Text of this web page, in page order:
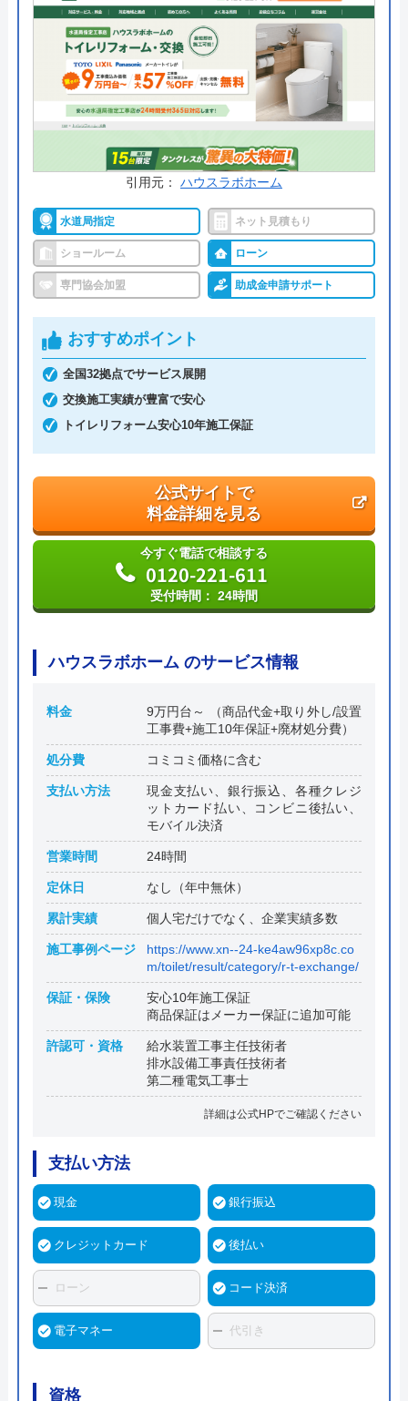
引用元： ハウスラボホーム
水道局指定 ネット見積もり
ショールーム ローン
専門協会加盟 助成金申請サポート
おすすめポイント
全国32拠点でサービス展開
交換施工実績が豊富で安心
トイレリフォーム安心10年施工保証
公式サイトで
料金詳細を見る
今すぐ電話で相談する
0120-221-611
受付時間： 24時間
ハウスラボホーム のサービス情報
料金
9万円台～ （商品代金+取り外し/設置
工事費+施工10年保証+廃材処分費）
処分費 コミコミ価格に含む
支払い方法
現金支払い、銀行振込、各種クレジ
ットカード払い、コンビニ後払い、
モバイル決済
営業時間 24時間
定休日 なし（年中無休）
累計実績 個人宅だけでなく、企業実績多数
施工事例ページ
https://www.xn--24-ke4aw96xp8c.co
m/toilet/result/category/r-t-exchange/
保証・保険
安心10年施工保証
商品保証はメーカー保証に追加可能
許認可・資格
給水装置工事主任技術者
排水設備工事責任技術者
第二種電気工事士
詳細は公式HPでご確認ください
支払い方法
現金 銀行振込
クレジットカード 後払い
ローン コード決済
電子マネー 代引き
資格